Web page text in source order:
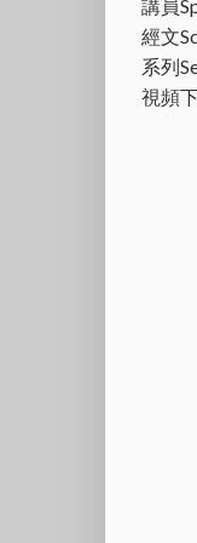
講員
經文
系列
視頻